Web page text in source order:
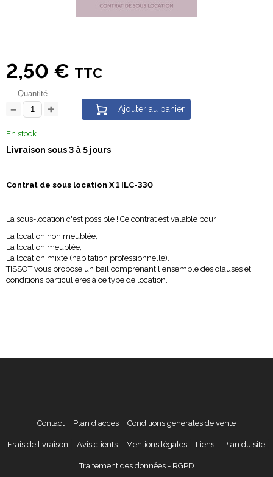
2,50 € TTC
Quantité
Ajouter au panier
En stock
Livraison sous 3 à 5 jours
Contrat de sous location X 1 ILC-330
La sous-location c'est possible ! Ce contrat est valable pour :
La location non meublée,
La location meublée,
La location mixte (habitation professionnelle).
TISSOT vous propose un bail comprenant l'ensemble des clauses et
conditions particulières à ce type de location.
Contact Plan d'accès Conditions générales de vente
Frais de livraison Avis clients Mentions légales Liens Plan du site
Traitement des données - RGPD